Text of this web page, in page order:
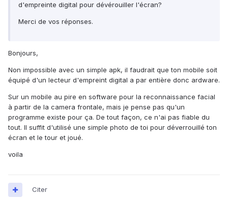
d'empreinte digital pour dévérouiller l'écran?
Merci de vos réponses.
Bonjours,
Non impossible avec un simple apk, il faudrait que ton mobile soit
équipé d'un lecteur d'empreint digital a par entière donc ardware.
Sur un mobile au pire en software pour la reconnaissance facial
à partir de la camera frontale, mais je pense pas qu'un
programme existe pour ça. De tout façon, ce n'ai pas fiable du
tout. Il suffit d'utilisé une simple photo de toi pour déverrouillé ton
écran et le tour et joué.
voila
Citer